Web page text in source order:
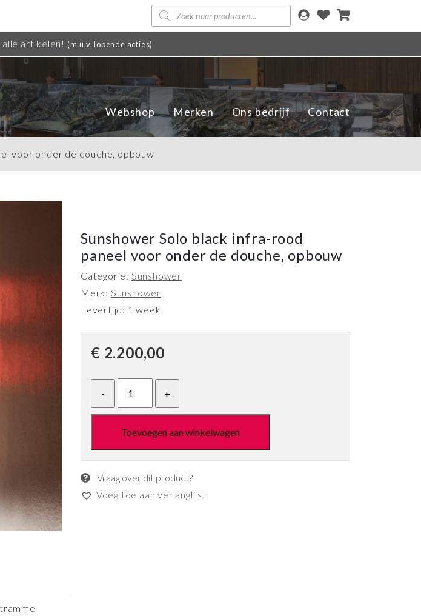
Producten
zoeken
alle artikelen! (m.u.v. lopende acties)
Webshop Merken Ons bedrijf Contact
voor onder de douche, opbouw
Sunshower Solo black infra-rood
paneel voor onder de douche, opbouw
Categorie: Sunshower
Merk: Sunshower
Levertijd: 1 week
€ 2.200,00
Toevoegen aan winkelwagen
Vraag over dit product?
Voeg toe aan verlanglijst